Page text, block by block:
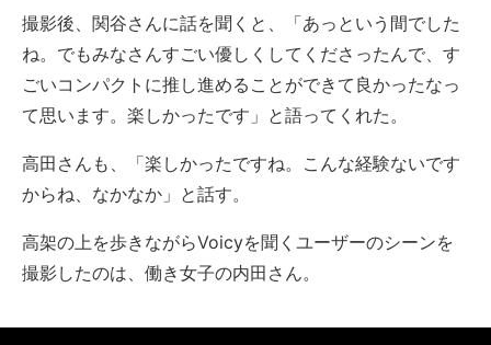
撮影後、関谷さんに話を聞くと、「あっという間でした
ね。でもみなさんすごい優しくしてくださったんで、す
ごいコンパクトに推し進めることができて良かったなっ
て思います。楽しかったです」と語ってくれた。
高田さんも、「楽しかったですね。こんな経験ないです
からね、なかなか」と話す。
高架の上を歩きながらVoicyを聞くユーザーのシーンを
撮影したのは、働き女子の内田さん。